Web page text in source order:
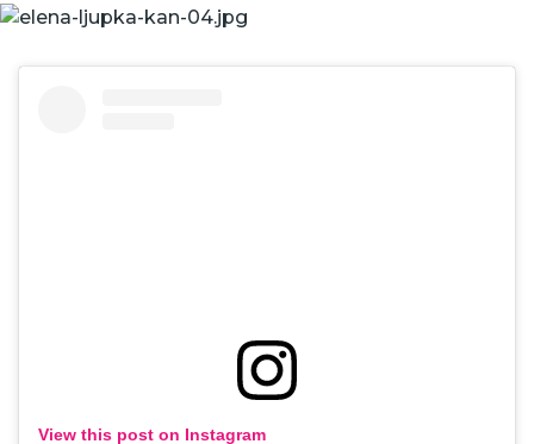
View this post on Instagram